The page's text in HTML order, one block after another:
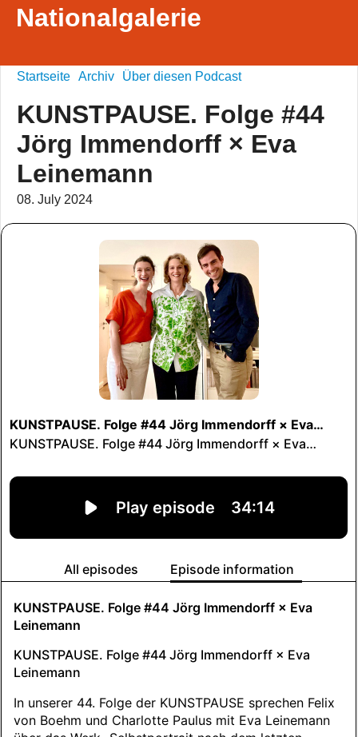
Nationalgalerie
Startseite Archiv Über diesen Podcast
KUNSTPAUSE. Folge #44
Jörg Immendorff × Eva
Leinemann
08. July 2024